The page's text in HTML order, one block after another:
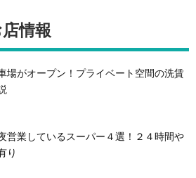
情報
場がオープン！プライベート空間の洗賃
営業しているスーパー４選！２４時間や
り